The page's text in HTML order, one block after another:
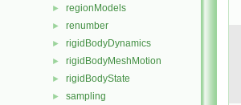
► regionModels
► renumber
► rigidBodyDynamics
► rigidBodyMeshMotion
► rigidBodyState
► sampling